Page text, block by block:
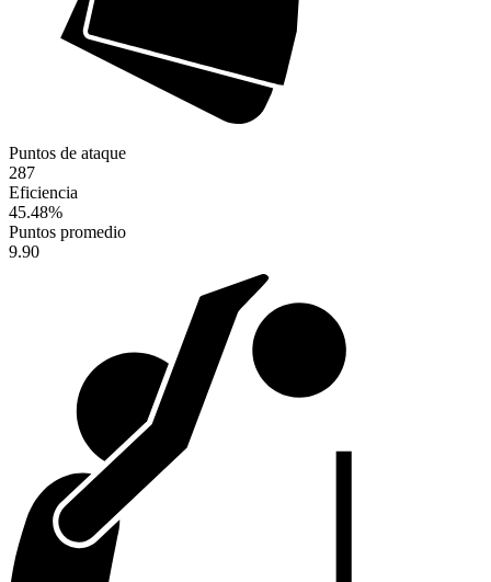
Puntos de ataque
287
Eficiencia
45.48%
Puntos promedio
9.90